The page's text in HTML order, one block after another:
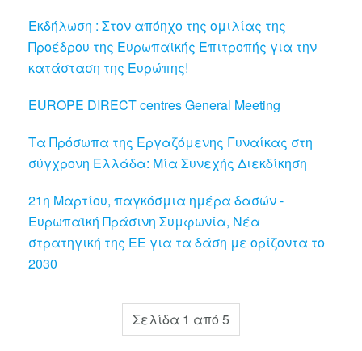
Εκδήλωση : Στον απόηχο της ομιλίας της
Προέδρου της Ευρωπαϊκής Επιτροπής για την
κατάσταση της Ευρώπης!
EUROPE DIRECT centres General Meeting
Τα Πρόσωπα της Εργαζόμενης Γυναίκας στη
σύγχρονη Ελλάδα: Μία Συνεχής Διεκδίκηση
21η Μαρτίου, παγκόσμια ημέρα δασών -
Ευρωπαϊκή Πράσινη Συμφωνία, Νέα
στρατηγική της ΕΕ για τα δάση με ορίζοντα το
2030
Σελίδα 1 από 5